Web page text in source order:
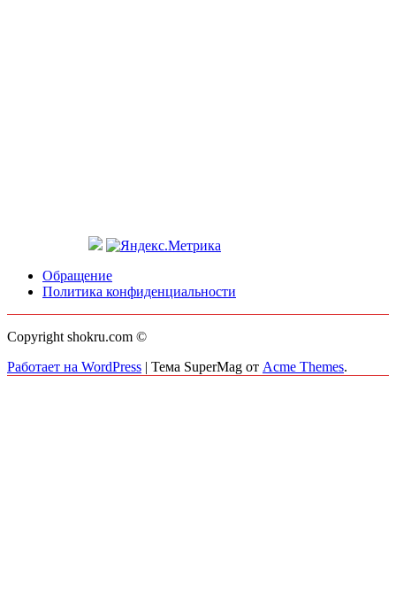
Обращение
Политика конфиденциальности
Copyright shokru.com ©
Работает на WordPress | Тема SuperMag от Acme Themes.